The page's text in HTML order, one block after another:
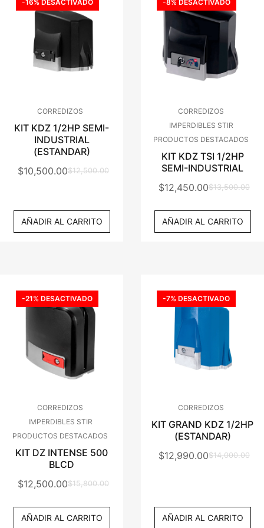
-16% DESACTIVADO
CORREDIZOS
KIT KDZ 1/2HP SEMI-
INDUSTRIAL
(ESTANDAR)
$12,500.00
El
Original
Era:
$10,500.00
El
Actual
Es:
AÑADIR AL CARRITO
-8% DESACTIVADO
CORREDIZOS
IMPERDIBLES STIR
PRODUCTOS DESTACADOS
KIT KDZ TSI 1/2HP
SEMI-INDUSTRIAL
$13,500.00
El
Precio
Original
$12,450.00
El
Precio
Actual
AÑADIR AL CARRITO
-21% DESACTIVADO
CORREDIZOS
IMPERDIBLES STIR
PRODUCTOS DESTACADOS
KIT DZ INTENSE 500
BLCD
$15,800.00
El
Precio
Original
$12,500.00
El
Precio
Actual
AÑADIR AL CARRITO
-7% DESACTIVADO
CORREDIZOS
KIT GRAND KDZ 1/2HP
(ESTANDAR)
$14,000.00
El
Era:
$14,000.00.
$12,990.00
El
Es:
$12,990.00.
AÑADIR AL CARRITO